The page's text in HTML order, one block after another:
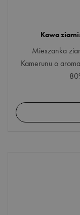
Kawa
Mieszanka
Kamerunu o